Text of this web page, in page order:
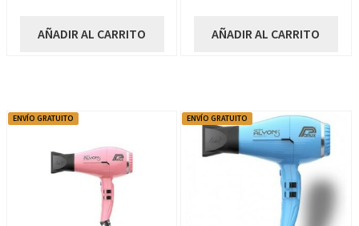
AÑADIR AL CARRITO AÑADIR AL CARRITO
ENVÍO GRATUITO ENVÍO GRATUITO